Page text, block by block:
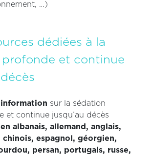
…)
dédiées à la
et continue
sur la sédation
et continue jusqu’au décès
en albanais, allemand, anglais,
chinois, espagnol, géorgien,
persan, portugais, russe,